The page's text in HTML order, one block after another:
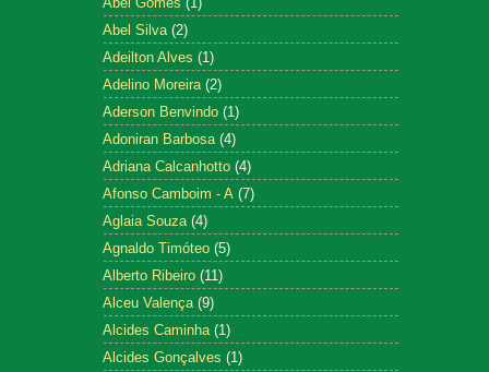
Abel Silva (2)
Adeilton Alves (1)
Adelino Moreira (2)
Aderson Benvindo (1)
Adoniran Barbosa (4)
Adriana Calcanhotto (4)
Afonso Camboim - A (7)
Aglaia Souza (4)
Agnaldo Timóteo (5)
Alberto Ribeiro (11)
Alceu Valença (9)
Alcides Caminha (1)
Alcides Gonçalves (1)